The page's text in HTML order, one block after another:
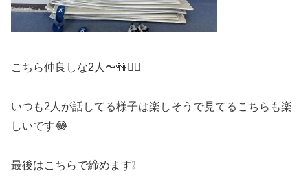
こちら仲良しな2人〜👭❤️‍🔥
いつも2人が話してる様子は楽しそうで見てるこちらも楽
しいです😂
最後はこちらで締めます❕